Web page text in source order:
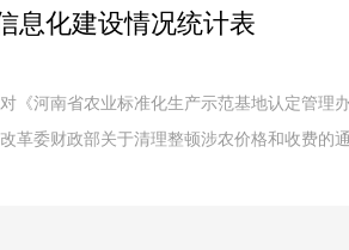
息化建设情况统计表
《河南省农业标准化生产示范基地认定管理
革委财政部关于清理整顿涉农价格和收费的